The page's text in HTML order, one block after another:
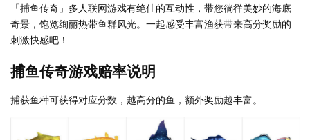
「捕鱼传奇」多人联网游戏有绝佳的互动性，带您徜徉美妙的海底
奇景，饱览绚丽热带鱼群风光。一起感受丰富渔获带来高分奖励的
刺激快感吧！
捕鱼传奇游戏赔率说明
捕获鱼种可获得对应分数，越高分的鱼，额外奖励越丰富。